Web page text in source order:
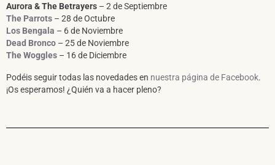
Aurora & The Betrayers – 2 de Septiembre
The Parrots – 28 de Octubre
Los Bengala – 6 de Noviembre
Dead Bronco – 25 de Noviembre
The Woggles – 16 de Diciembre
Podéis seguir todas las novedades en nuestra página de Facebook.
¡Os esperamos! ¿Quién va a hacer pleno?